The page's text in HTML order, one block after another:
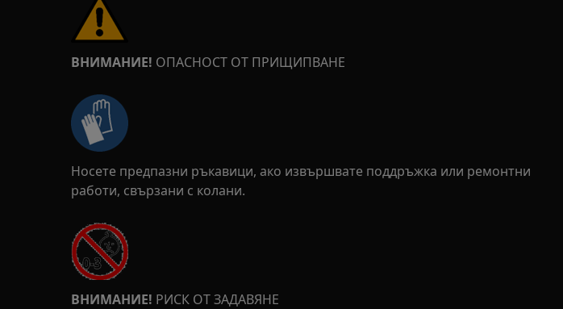
ВНИМАНИЕ! ОПАСНОСТ ОТ ПРИЩИПВАНЕ
Носете предпазни ръкавици, ако извършвате поддръжка или ремонтни
работи, свързани с колани.
ВНИМАНИЕ! РИСК ОТ ЗАДАВЯНЕ